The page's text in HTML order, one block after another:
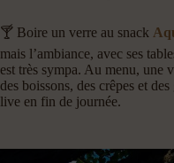
🍸 Boire un verre au snack
mais l’ambiance, avec ses
est très sympa. Au menu, une
des boissons, des crêpes et
live en fin de journée.